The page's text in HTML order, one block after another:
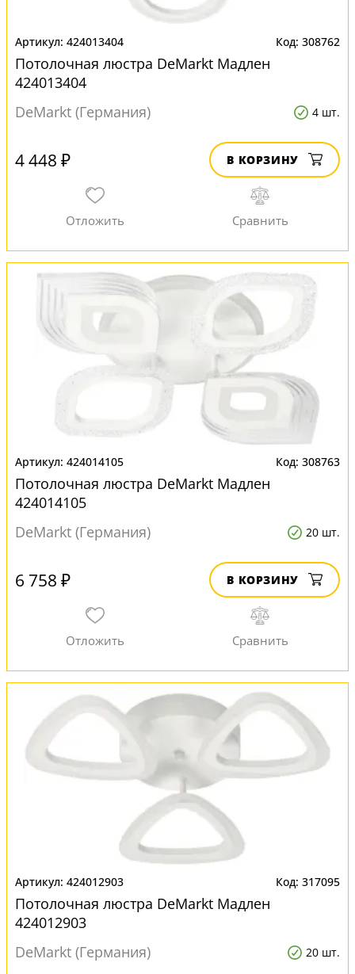
424013404 308762
Потолочная люстра DeMarkt Мадлен
424013404
DeMarkt (Германия)
4 шт.
4 448 ₽ В КОРЗИНУ
424014105 308763
Потолочная люстра DeMarkt Мадлен
424014105
DeMarkt (Германия)
20 шт.
6 758 ₽ В КОРЗИНУ
424012903 317095
Потолочная люстра DeMarkt Мадлен
424012903
DeMarkt (Германия)
20 шт.